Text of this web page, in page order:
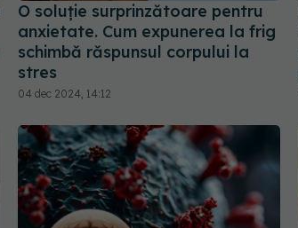
O soluție surprinzătoare pentru
anxietate. Cum expunerea la frig
schimbă răspunsul corpului la
stres
04 dec 2024, 14:12